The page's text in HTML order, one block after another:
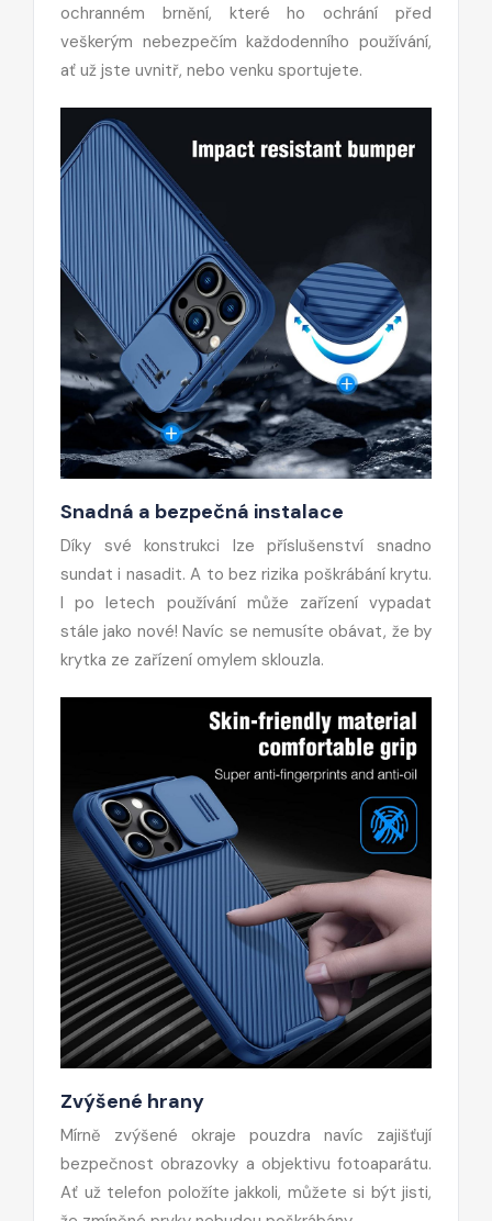
ochranném brnění, které ho ochrání před
veškerým nebezpečím každodenního používání,
ať už jste uvnitř, nebo venku sportujete.
Snadná a bezpečná instalace
Díky své konstrukci lze příslušenství snadno
sundat i nasadit. A to bez rizika poškrábání krytu.
I po letech používání může zařízení vypadat
stále jako nové! Navíc se nemusíte obávat, že by
krytka ze zařízení omylem sklouzla.
Zvýšené hrany
Mírně zvýšené okraje pouzdra navíc zajišťují
bezpečnost obrazovky a objektivu fotoaparátu.
Ať už telefon položíte jakkoli, můžete si být jisti,